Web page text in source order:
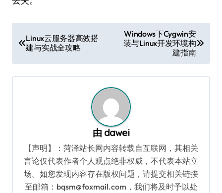
章
导
航
Linux云服务器高效搭
建与实战全攻略
Windows下Cygwin安
装与Linux开发环境构
建指南
由 dawei
【声明】：菏泽站长网内容转载自互联网，其相关
言论仅代表作者个人观点绝非权威，不代表本站立
场。如您发现内容存在版权问题，请提交相关链接
至邮箱：bqsm@foxmail.com，我们将及时予以处